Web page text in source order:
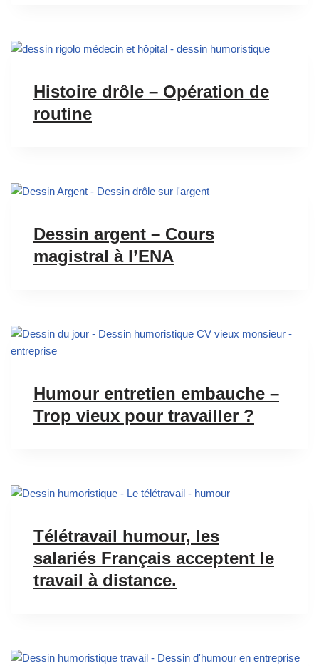
Histoire drôle – Opération de
routine
Dessin argent – Cours
magistral à l’ENA
Humour entretien embauche –
Trop vieux pour travailler ?
Télétravail humour, les
salariés Français acceptent le
travail à distance.